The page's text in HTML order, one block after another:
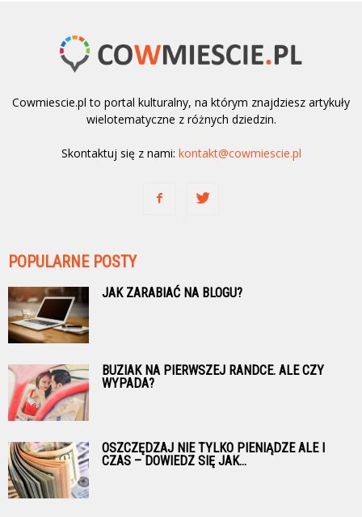
Cowmiescie.pl to portal kulturalny, na którym znajdziesz artykuły
wielotematyczne z różnych dziedzin.
Skontaktuj się z nami: kontakt@cowmiescie.pl
POPULARNE POSTY
JAK ZARABIAĆ NA BLOGU?
BUZIAK NA PIERWSZEJ RANDCE. ALE CZY
WYPADA?
OSZCZĘDZAJ NIE TYLKO PIENIĄDZE ALE I
CZAS – DOWIEDZ SIĘ JAK...